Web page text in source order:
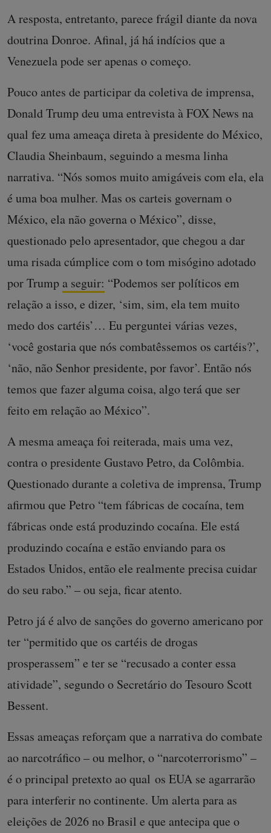
A resposta, entretanto, parece frágil diante da nova
doutrina Donroe. Afinal, já há indícios que a
Venezuela pode ser apenas o começo.
Pouco antes de participar da coletiva de imprensa,
Donald Trump deu uma entrevista à FOX News na
qual fez uma ameaça direta à presidente do México,
Claudia Sheinbaum, seguindo a mesma linha
narrativa. “Nós somos muito amigáveis com ela, ela
é uma boa mulher. Mas os carteis governam o
México, ela não governa o México”, disse,
questionado pelo apresentador, que chegou a dar
uma risada cúmplice com o tom misógino adotado
por Trump a seguir: “Podemos ser políticos em
relação a isso, e dizer, ‘sim, sim, ela tem muito
medo dos cartéis’… Eu perguntei várias vezes,
‘você gostaria que nós combatêssemos os cartéis?’,
‘não, não Senhor presidente, por favor’. Então nós
temos que fazer alguma coisa, algo terá que ser
feito em relação ao México”.
A mesma ameaça foi reiterada, mais uma vez,
contra o presidente Gustavo Petro, da Colômbia.
Questionado durante a coletiva de imprensa, Trump
afirmou que Petro “tem fábricas de cocaína, tem
fábricas onde está produzindo cocaína. Ele está
produzindo cocaína e estão enviando para os
Estados Unidos, então ele realmente precisa cuidar
do seu rabo.” – ou seja, ficar atento.
Petro já é alvo de sanções do governo americano por
ter “permitido que os cartéis de drogas
prosperassem” e ter se “recusado a conter essa
atividade”, segundo o Secretário do Tesouro Scott
Bessent.
Essas ameaças reforçam que a narrativa do combate
ao narcotráfico – ou melhor, o “narcoterrorismo” –
é o principal pretexto ao qual os EUA se agarrarão
para interferir no continente. Um alerta para as
eleições de 2026 no Brasil e que antecipa que o